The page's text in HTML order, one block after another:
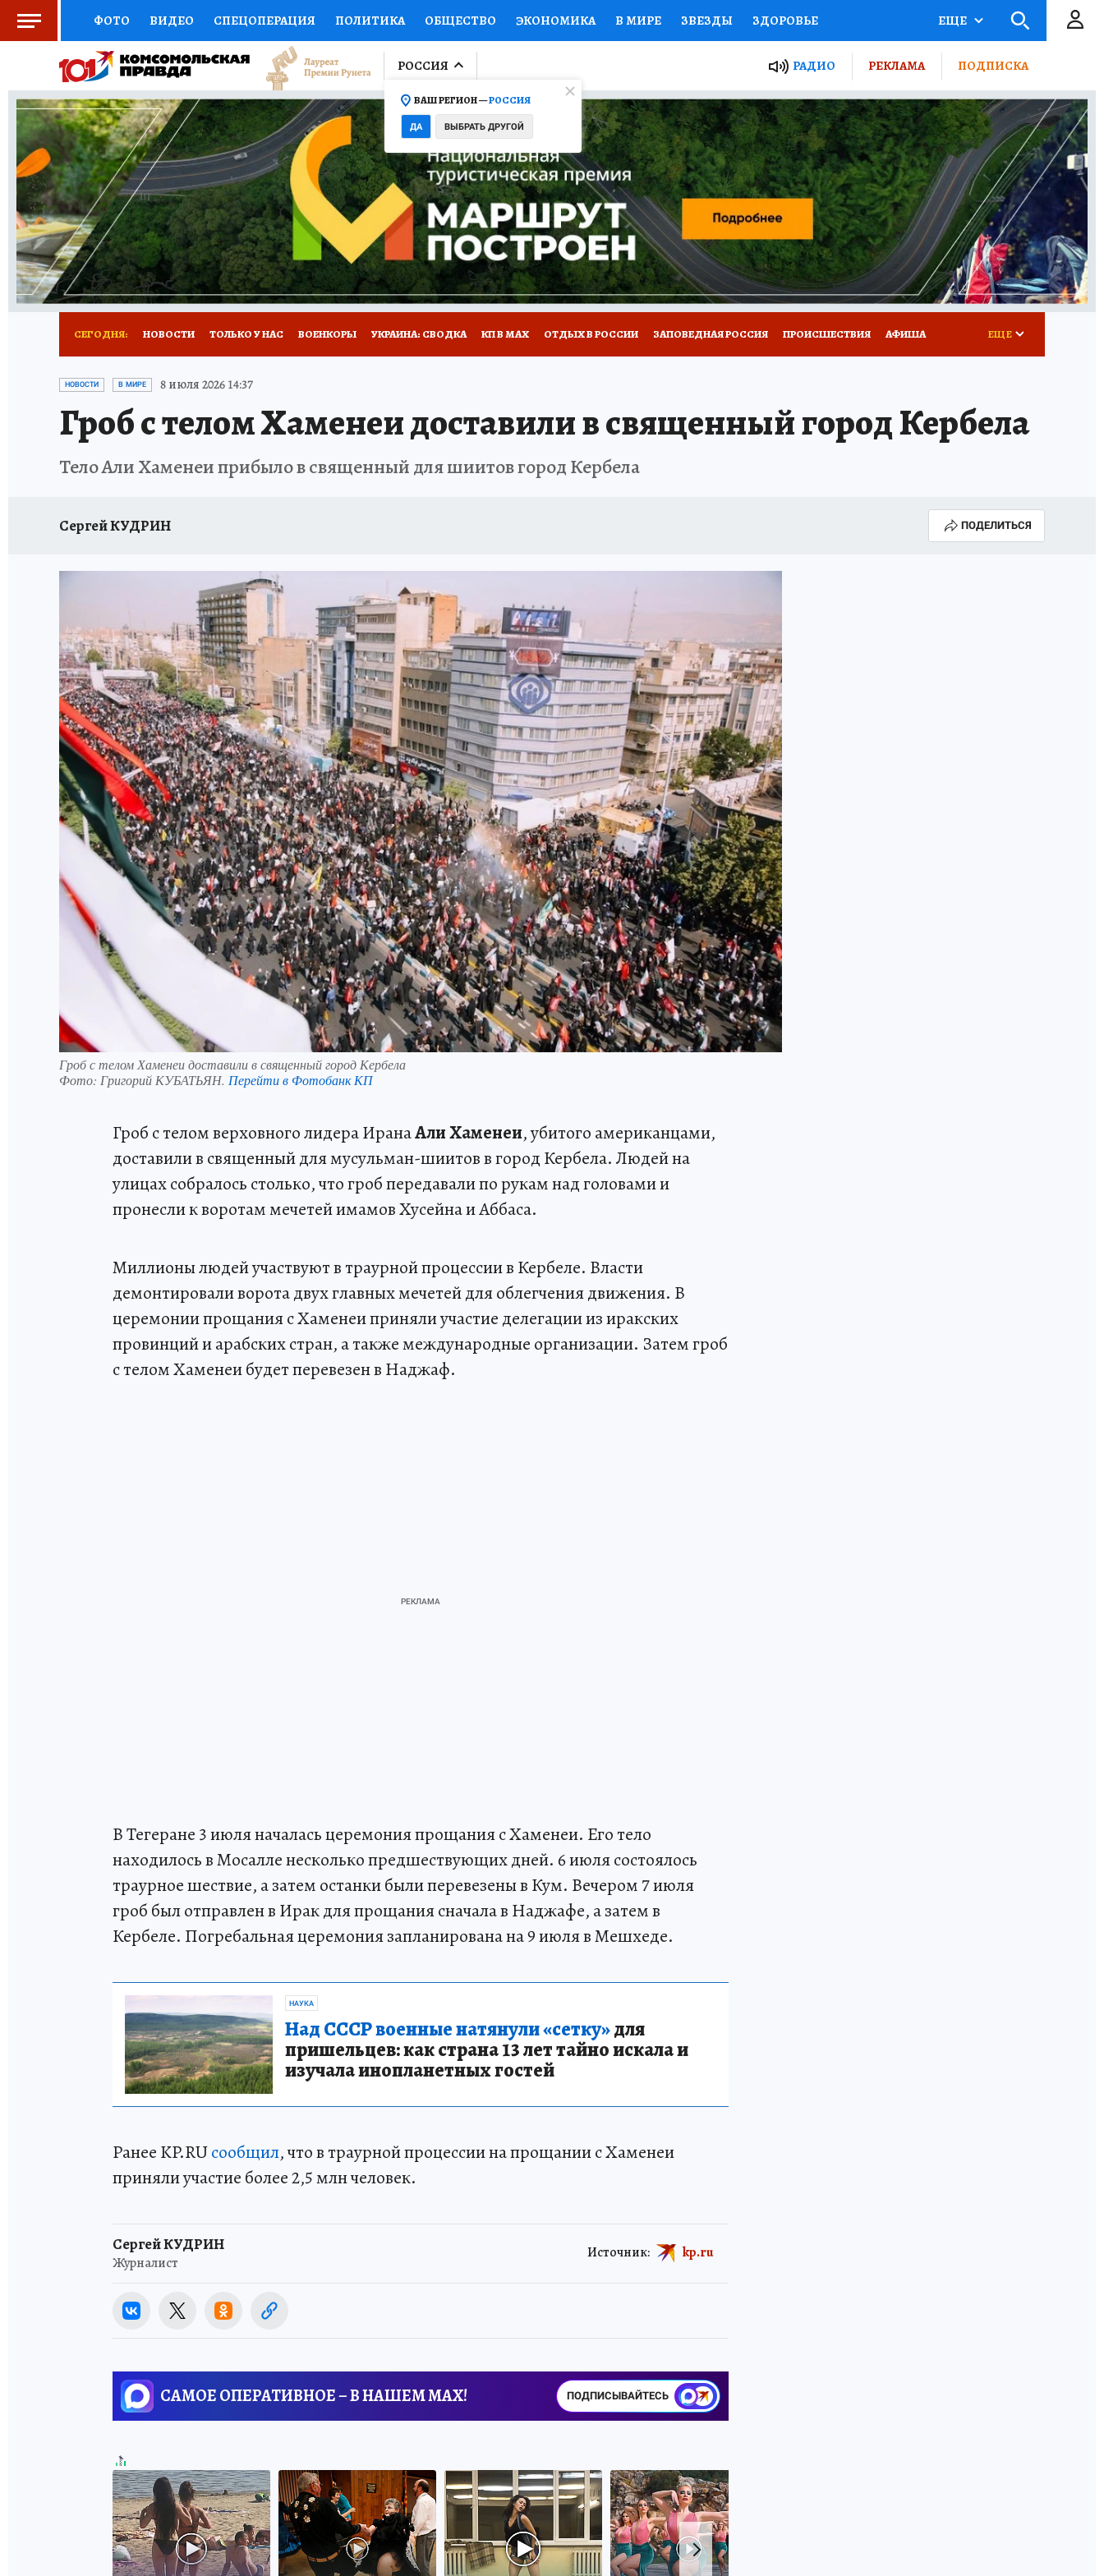
ФОТО ВИДЕО СПЕЦОПЕРАЦИЯ ПОЛИТИКА ОБЩЕСТВО ЭКОНОМИКА В МИРЕ ЗВЕЗДЫ ЗДОРОВЬЕ
СОЦПОДДЕРЖКА НАУКА СПОРТ КОЛУМНИСТЫ ПРОИСШЕСТВИЯ НАЦИОНАЛЬНЫЕ ПРОЕКТЫ РОССИИ
ВЫБОР ЭКСПЕРТОВ ДОКТОР ФИНАНСЫ ОТКРЫВАЕМ МИР Я ЗНАЮ СЕМЬЯ ЖЕНСКИЕ СЕКРЕТЫ ПУТЕВОДИТЕЛЬ
КНИЖНАЯ ПОЛКА ПРОГНОЗЫ НА СПОРТ ПРОМОКОДЫ СЕРИАЛЫ СПЕЦПРОЕКТЫ ДЕФИЦИТ ЖЕЛЕЗА ТУРИЗМ
ПРЕСС-ЦЕНТР НЕДВИЖИМОСТЬ ТЕЛЕВИЗОР КОЛЛЕКЦИИ КОНКУРСЫ РАБОТА У НАС ГИД ПОТРЕБИТЕЛЯ ВСЕ О КП
РАДИО КП РЕКЛАМА ТЕСТЫ НОВОЕ НА САЙТЕ
ЕЩЕ
РОССИЯ
ВАШ РЕГИОН —РОССИЯ
ДА ВЫБРАТЬ ДРУГОЙ
РАДИО РЕКЛАМА ПОДПИСКА
СЕГОДНЯ: НОВОСТИ ТОЛЬКО У НАС ВОЕНКОРЫ УКРАИНА: СВОДКА КП В МАХ ОТДЫХ В РОССИИ ЗАПОВЕДНАЯ РОССИЯ ПРОИСШЕСТВИЯ АФИША
ИСПЫТАНО НА СЕБЕ
ЕЩЕ
НОВОСТИ В МИРЕ 8 июля 2026 14:37
Гроб с телом Хаменеи доставили в священный город Кербела
Тело Али Хаменеи прибыло в священный для шиитов город Кербела
Сергей КУДРИН ПОДЕЛИТЬСЯ
Гроб с телом Хаменеи доставили в священный город Кербела
Фото: Григорий КУБАТЬЯН. Перейти в Фотобанк КП
Гроб с телом верховного лидера ИранаАли Хаменеи, убитого американцами,
доставили в священный для мусульман-шиитов в город Кербела. Людей на
улицах собралось столько, что гроб передавали по рукам над головами и
пронесли к воротам мечетей имамов Хусейна и Аббаса.
Миллионы людей участвуют в траурной процессии в Кербеле. Власти
демонтировали ворота двух главных мечетей для облегчения движения. В
церемонии прощания с Хаменеи приняли участие делегации из иракских
провинций и арабских стран, а также международные организации. Затем гроб
с телом Хаменеи будет перевезен в Наджаф.
В Тегеране 3 июля началась церемония прощания с Хаменеи. Его тело
находилось в Мосалле несколько предшествующих дней. 6 июля состоялось
траурное шествие, а затем останки были перевезены в Кум. Вечером 7 июля
гроб был отправлен в Ирак для прощания сначала в Наджафе, а затем в
Кербеле. Погребальная церемония запланирована на 9 июля в Мешхеде.
НАУКА
Над СССР военные натянули «сетку»для
пришельцев: как страна 13 лет тайно искала и
изучала инопланетных гостей
Ранее KP.RUсообщил, что в траурной процессии на прощании с Хаменеи
приняли участие более 2,5 млн человек.
Сергей КУДРИН
Журналист
Источник: kp.ru
САМОЕ ОПЕРАТИВНОЕ – В НАШЕМ MAX! ПОДПИСЫВАЙТЕСЬ